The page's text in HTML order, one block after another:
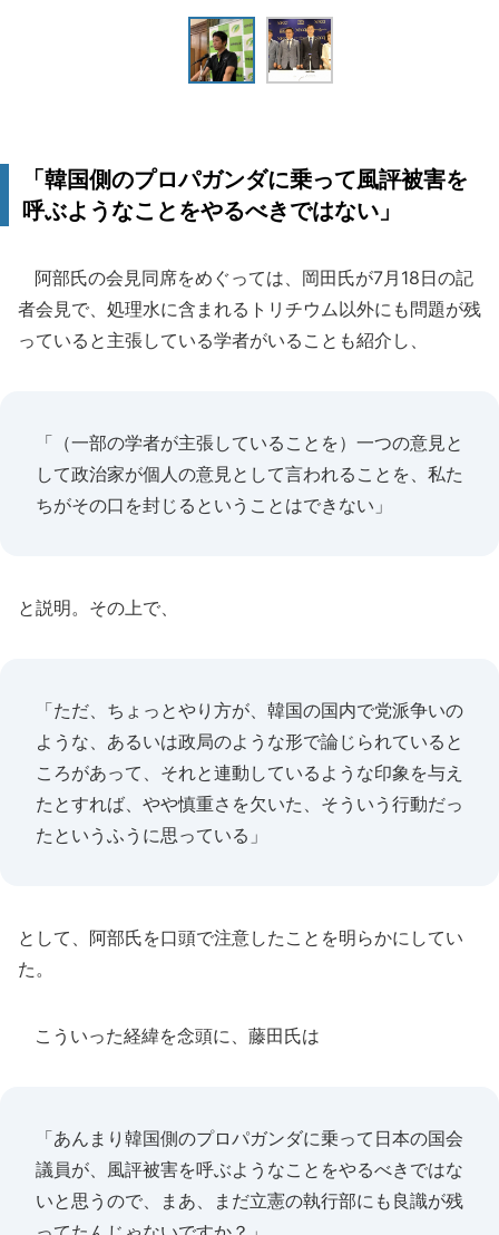
「韓国側のプロパガンダに乗って風評被害を
呼ぶようなことをやるべきではない」
阿部氏の会見同席をめぐっては、岡田氏が7月18日の記
者会見で、処理水に含まれるトリチウム以外にも問題が残
っていると主張している学者がいることも紹介し、
「（一部の学者が主張していることを）一つの意見と
して政治家が個人の意見として言われることを、私た
ちがその口を封じるということはできない」
と説明。その上で、
「ただ、ちょっとやり方が、韓国の国内で党派争いの
ような、あるいは政局のような形で論じられていると
ころがあって、それと連動しているような印象を与え
たとすれば、やや慎重さを欠いた、そういう行動だっ
たというふうに思っている」
として、阿部氏を口頭で注意したことを明らかにしてい
た。
こういった経緯を念頭に、藤田氏は
「あんまり韓国側のプロパガンダに乗って日本の国会
議員が、風評被害を呼ぶようなことをやるべきではな
いと思うので、まあ、まだ立憲の執行部にも良識が残